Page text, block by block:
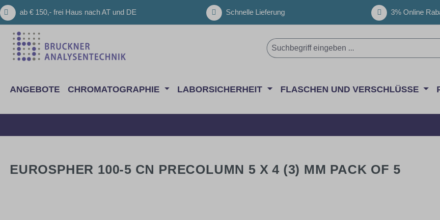
Hauptinhalt springen
Zur Suche springen
Zur Hauptnavigation springen
ab € 150,- frei Haus nach AT und DE Schnelle Lieferung 3% Online
ANGEBOTE CHROMATOGRAPHIE LABORSICHERHEIT FLASCHEN UND VERSCHLÜSSE
EUROSPHER 100-5 CN PRECOLUMN 5 X 4 (3) MM PACK OF 5